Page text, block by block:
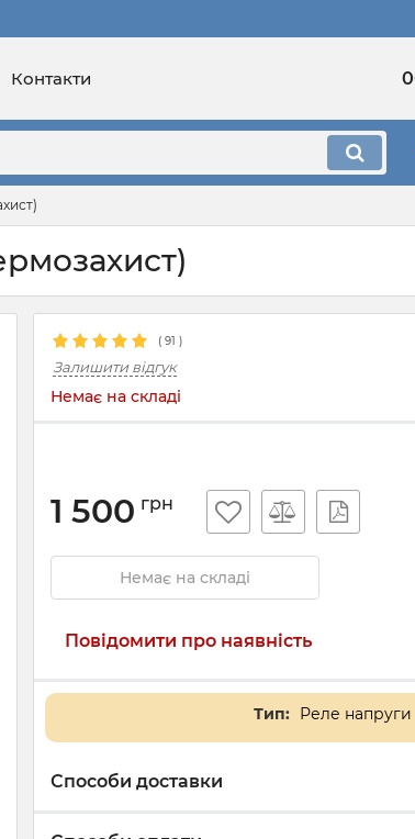
Контакти 0
( 91 )
Залишити відгук
Немає на складі
1 500 грн
Немає на складі
Повідомити про наявність
Тип: Реле напруги
Способи доставки